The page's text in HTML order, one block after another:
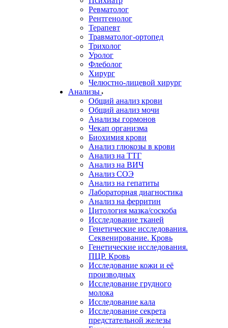
Ревматолог
Рентгенолог
Терапевт
Травматолог-ортопед
Трихолог
Уролог
Флеболог
Хирург
Челюстно-лицевой хирург
Анализы
Общий анализ крови
Общий анализ мочи
Анализы гормонов
Чекап организма
Биохимия крови
Анализ глюкозы в крови
Анализ на ТТГ
Анализ на ВИЧ
Анализ СОЭ
Анализ на гепатиты
Лабораторная диагностика
Анализ на ферритин
Цитология мазка/соскоба
Исследование тканей
Генетические исследования.
Секвенирование. Кровь
Генетические исследования.
ПЦР. Кровь
Исследование кожи и её
производных
Исследование грудного
молока
Исследование кала
Исследование секрета
предстательной железы